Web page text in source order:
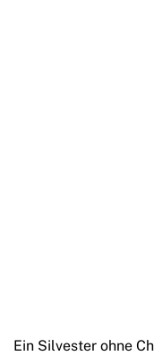
Ein Silvester ohne